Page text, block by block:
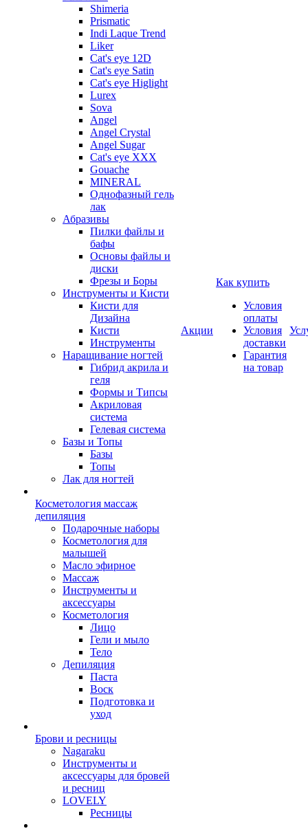
Shimeria
Prismatic
Indi Laque Trend
Liker
Cat's eye 12D
Cat's eye Satin
Cat's eye Higlight
Lurex
Sova
Angel
Angel Crystal
Angel Sugar
Cat's eye XXX
Gouache
MINERAL
Однофазный гель
лак
Абразивы
Пилки файлы и
бафы
Основы файлы и
диски
Фрезы и Боры
Инструменты и Кисти
Кисти для
Дизайна
Кисти
Инструменты
Наращивание ногтей
Гибрид акрила и
геля
Формы и Типсы
Акриловая
система
Гелевая система
Базы и Топы
Базы
Топы
Лак для ногтей
Косметология массаж
депиляция
Подарочные наборы
Косметология для
малышей
Масло эфирное
Массаж
Инструменты и
аксессуары
Косметология
Лицо
Гели и мыло
Тело
Депиляция
Паста
Воск
Подготовка и
уход
Брови и ресницы
Nagaraku
Инструменты и
аксессуары для бровей
и ресниц
LOVELY
Ресницы
Акции
Как купить
Условия
оплаты
Условия
доставки
Гарантия
на товар